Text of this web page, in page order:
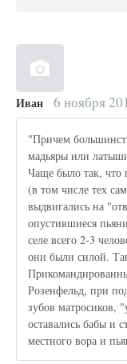
Иван 6 ноября
"Причем
мадьяры или
Чаще было так, что
(в том числе тех
выдвигались на
опустившиеся
селе всего 2-3
они были силой.
Розенфельд, при
зубов матросиков,
оставались бабы и
местного вора и